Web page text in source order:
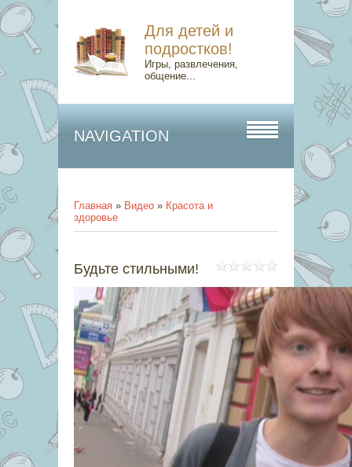
Для детей и
подростков!
Игры, развлечения,
общение...
NAVIGATION
Главная » Видео » Красота и
здоровье
Будьте стильными!